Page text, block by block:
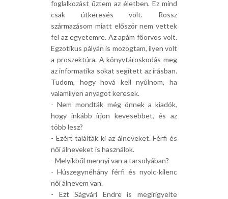
foglalkozást űztem az életben. Ez mind
csak útkeresés volt. Rossz
származásom miatt először nem vettek
fel az egyetemre. Az apám főorvos volt.
Egzotikus pályán is mozogtam, ilyen volt
a proszektúra. A könyvtároskodás meg
az informatika sokat segített az írásban.
Tudom, hogy hová kell nyúlnom, ha
valamilyen anyagot keresek.
- Nem mondták még önnek a kiadók,
hogy inkább írjon kevesebbet, és az
több lesz?
- Ezért találták ki az álneveket. Férfi és
női álneveket is használok.
- Melyikből mennyi van a tarsolyában?
- Húszegynéhány férfi és nyolc-kilenc
női álnevem van.
- Ezt Ságvári Endre is megirigyelte